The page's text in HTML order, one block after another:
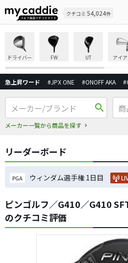
クチコミ 54,024件
ドライバー FW UT アイ
急上昇ワード #JPX ONE #ONOFF AKA
search
メーカー一覧から商品を探す
リーダーボード
PGA ウィンダム選手権 1日目
ピンゴルフ／G410／G410
のクチコミ評価